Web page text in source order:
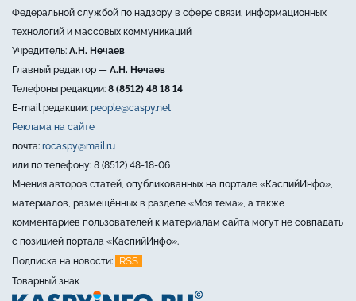
Федеральной службой по надзору в сфере связи, информационных
технологий и массовых коммуникаций
Учредитель: А.Н. Нечаев
Главный редактор — А.Н. Нечаев
Телефоны редакции: 8 (8512) 48 18 14
E-mail редакции: people@caspy.net
Реклама на сайте
почта: rocaspy@mail.ru
или по телефону: 8 (8512) 48-18-06
Мнения авторов статей, опубликованных на портале «КаспийИнфо»,
материалов, размещённых в разделе «Моя тема», а также
комментариев пользователей к материалам сайта могут не совпадать
с позицией портала «КаспийИнфо».
Подписка на новости:
RSS
Товарный знак